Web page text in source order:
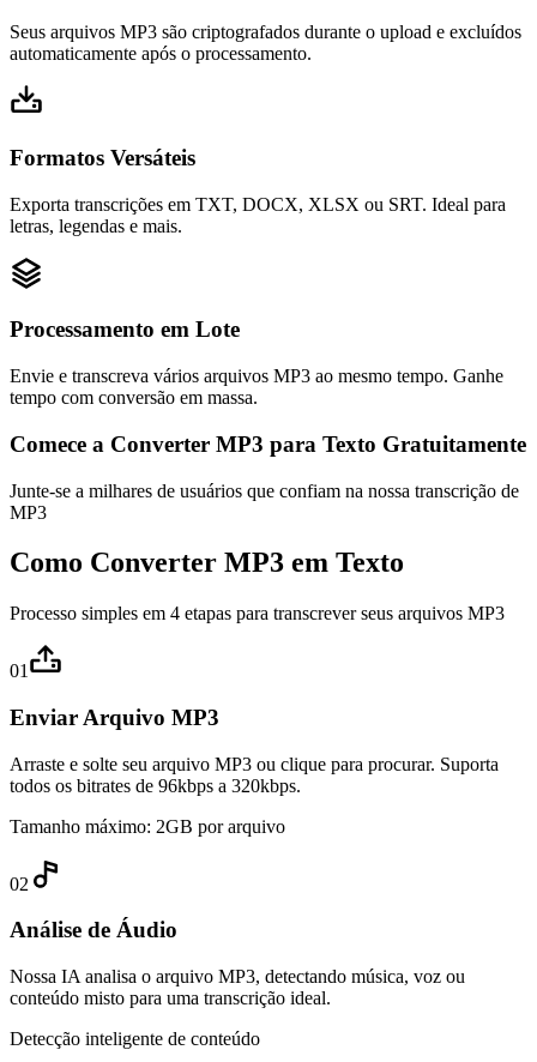
Seus arquivos MP3 são criptografados durante o upload e excluídos
automaticamente após o processamento.
Formatos Versáteis
Exporta transcrições em TXT, DOCX, XLSX ou SRT. Ideal para
letras, legendas e mais.
Processamento em Lote
Envie e transcreva vários arquivos MP3 ao mesmo tempo. Ganhe
tempo com conversão em massa.
Comece a Converter MP3 para Texto Gratuitamente
Junte-se a milhares de usuários que confiam na nossa transcrição de
MP3
Como Converter MP3 em Texto
Processo simples em 4 etapas para transcrever seus arquivos MP3
01
Enviar Arquivo MP3
Arraste e solte seu arquivo MP3 ou clique para procurar. Suporta
todos os bitrates de 96kbps a 320kbps.
Tamanho máximo: 2GB por arquivo
02
Análise de Áudio
Nossa IA analisa o arquivo MP3, detectando música, voz ou
conteúdo misto para uma transcrição ideal.
Detecção inteligente de conteúdo